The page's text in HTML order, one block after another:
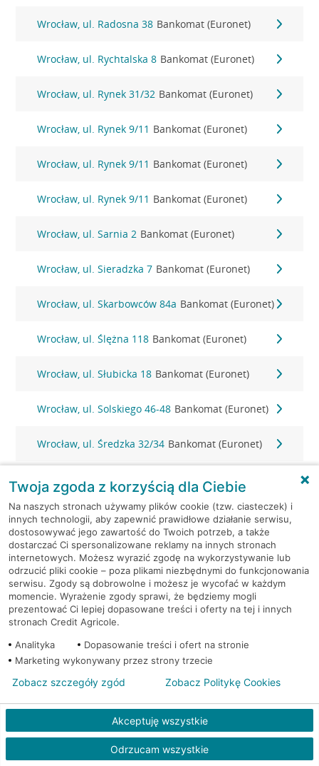
Wrocław, ul. Radosna 38 Bankomat (Euronet)
Wrocław, ul. Rychtalska 8 Bankomat (Euronet)
Wrocław, ul. Rynek 31/32 Bankomat (Euronet)
Wrocław, ul. Rynek 9/11 Bankomat (Euronet)
Wrocław, ul. Rynek 9/11 Bankomat (Euronet)
Wrocław, ul. Rynek 9/11 Bankomat (Euronet)
Wrocław, ul. Sarnia 2 Bankomat (Euronet)
Wrocław, ul. Sieradzka 7 Bankomat (Euronet)
Wrocław, ul. Skarbowców 84a Bankomat (Euronet)
Wrocław, ul. Ślężna 118 Bankomat (Euronet)
Wrocław, ul. Słubicka 18 Bankomat (Euronet)
Wrocław, ul. Solskiego 46-48 Bankomat (Euronet)
Wrocław, ul. Średzka 32/34 Bankomat (Euronet)
Wrocław, ul. Średzka 32/34 Bankomat (Euronet)
Wrocław, ul. Średzka 41 Bankomat (Euronet)
Wrocław, ul. Strachocińska
192
Bankomat
(Euronet)
Wrocław, ul. Strzegomska 202 Bankomat (Euronet)
Wrocław, ul. Strzegomska 206
Wrocław, ul. Strzegomska
206/208
Bankomat w placówce
CA BP
Wrocław, ul. Strzegomska
206/208
Bankomat w placówce
CA BP
Twoja zgoda z korzyścią dla Ciebie
Na naszych stronach używamy plików cookie (tzw. ciasteczek) i
innych technologii, aby zapewnić prawidłowe działanie serwisu,
dostosowywać jego zawartość do Twoich potrzeb, a także
dostarczać Ci spersonalizowane reklamy na innych stronach
internetowych. Możesz wyrazić zgodę na wykorzystywanie lub
odrzucić pliki cookie – poza plikami niezbędnymi do funkcjonowania
serwisu. Zgody są dobrowolne i możesz je wycofać w każdym
momencie. Wyrażenie zgody sprawi, że będziemy mogli
prezentować Ci lepiej dopasowane treści i oferty na tej i innych
stronach Credit Agricole.
Analityka
Dopasowanie treści i ofert na stronie
Marketing wykonywany przez strony trzecie
Akceptuję wszystkie
Odrzucam wszystkie
Zobacz szczegóły zgód Zobacz Politykę Cookies